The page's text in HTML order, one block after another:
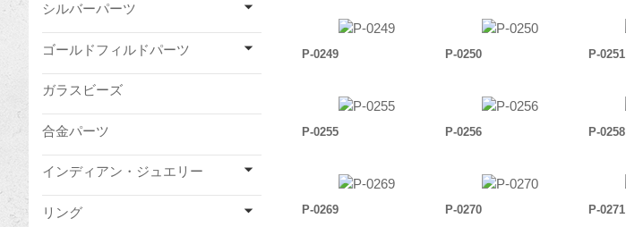
P-0249 P-0250 P-0251
P-0255 P-0256 P-0258
P-0269 P-0270 P-0271
シルバーパーツ
ゴールドフィルドパーツ
ガラスビーズ
合金パーツ
インディアン・ジュエリー
リング